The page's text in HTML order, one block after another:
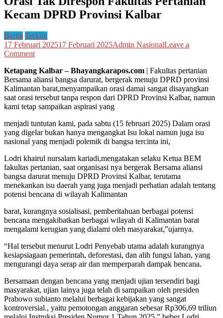
Kecam DPRD Provinsi Kalbar
Berita Terkini
17 Februari 202517 Februari 2025Admin NasionalLeave a
Commenton
Tak
Direspon
Fakultas
Pertanian
Kecam
Provinsi
Kalbar
Ketapang Kalbar – Bhayangkarapos.com | Fakultas pertanian
Bersama aliansi bangsa darurat, bergerak menuju DPRD provinsi
Kalimantan barat,menyampaikan orasi damai sangat disayangkan
saat orasi tersebut tanpa respon dari DPRD Provinsi Kalbar, namun
kami tetap sampaikan aspirasi yang
menjadi tuntutan kami, pada sabtu (15 februari 2025) Dalam orasi
yang digelar bukan hanya mengangkat Isu lokal namun juga isu
nasional yang menjadi polemik di bangsa tercinta ini,
Lodri khairul nursalam kariadi,mengatakan selaku Ketua BEM
fakultas pertanian, saat organisasi nya bergerak Bersama aliansi
bangsa darurat menuju DPRD Provinsi Kalbar, terutama
menekankan isu daerah yang juga menjadi perhatian adalah tentang
potensi bencana di wilayah Kalimantan
barat, kurangnya sosialisasi, pemberitahuan berbagai potensi
bencana mengakibatkan berbagai wilayah di Kalimantan barat
mengalami kerugian yang dialami oleh masyarakat,”ujarnya.
“Hal tersebut menurut Lodri Penyebab utama adalah kurangnya
kesiapsiagaan pemerintah, deforestasi, dan alih fungsi lahan, yang
mengurangi daya serap air dan memperparah dampak bencana.
Bersamaan dengan bencana yang menjadi ujian tersendiri bagi
masyarakat, ujian lainya juga telah di sampaikan oleh presiden
Prabowo subianto melalui berbagai kebijakan yang sangat
kontroversial., yaitu pemotongan anggaran sebesar Rp306,69 triliun